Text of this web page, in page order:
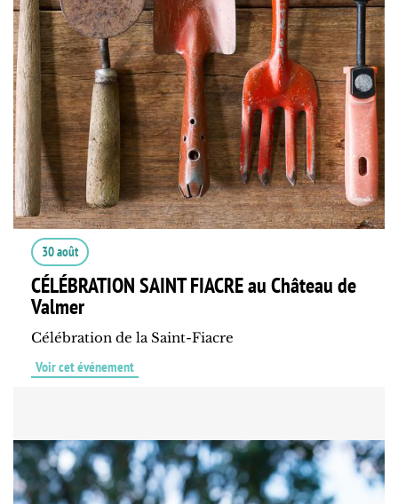
30 août
CÉLÉBRATION SAINT FIACRE au Château de
Valmer
Célébration de la Saint-Fiacre
Voir cet événement